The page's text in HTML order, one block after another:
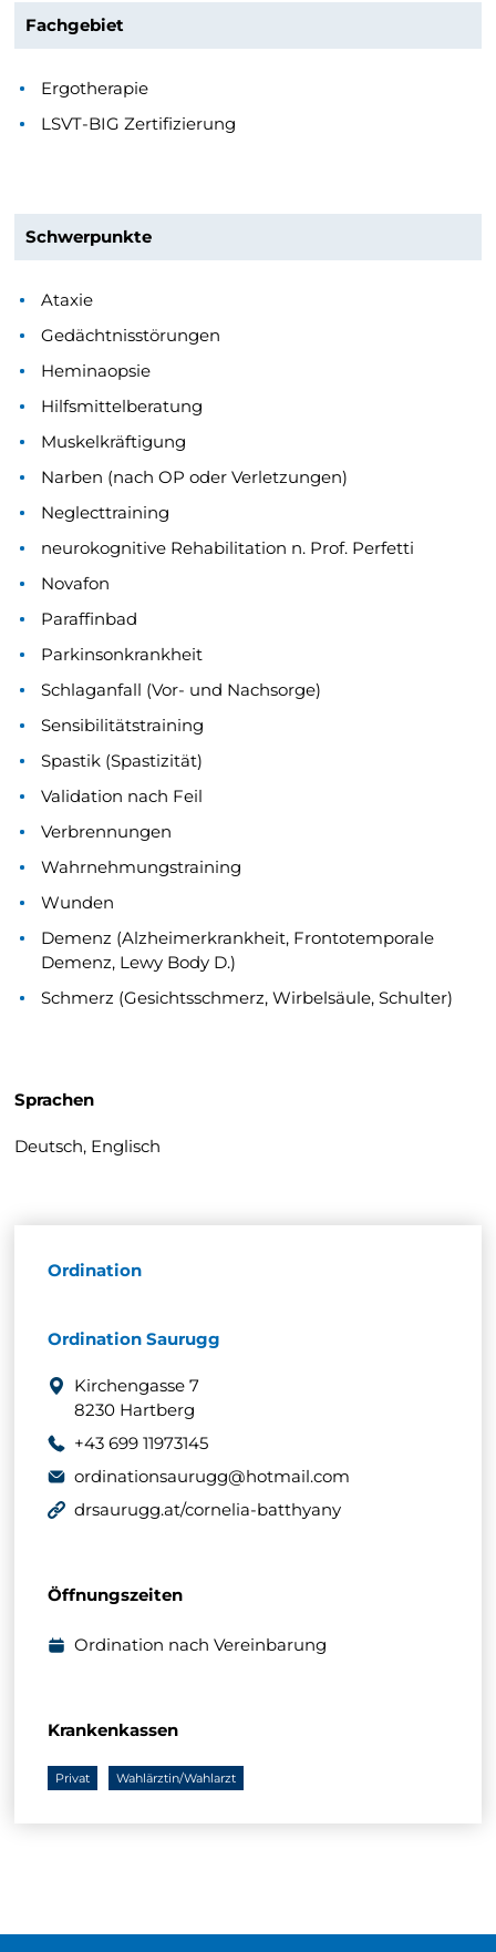
Fachgebiet
Ergotherapie
LSVT-BIG Zertifizierung
Schwerpunkte
Ataxie
Gedächtnisstörungen
Heminaopsie
Hilfsmittelberatung
Muskelkräftigung
Narben (nach OP oder Verletzungen)
Neglecttraining
neurokognitive Rehabilitation n. Prof. Perfetti
Novafon
Paraffinbad
Parkinsonkrankheit
Schlaganfall (Vor- und Nachsorge)
Sensibilitätstraining
Spastik (Spastizität)
Validation nach Feil
Verbrennungen
Wahrnehmungstraining
Wunden
Demenz (Alzheimerkrankheit, Frontotemporale
Demenz, Lewy Body D.)
Schmerz (Gesichtsschmerz, Wirbelsäule, Schulter)
Sprachen
Deutsch, Englisch
Ordination
Ordination Saurugg
Kirchengasse 7
8230 Hartberg
+43 699 11973145
ordinationsaurugg@hotmail.com
drsaurugg.at/cornelia-batthyany
Öffnungszeiten
Ordination nach Vereinbarung
Krankenkassen
Privat Wahlärztin/Wahlarzt